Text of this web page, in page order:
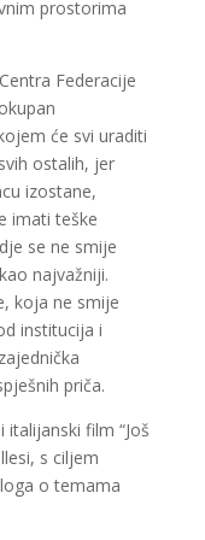
prostorima
Federacije
će svi uraditi
ostalih, jer
izostane,
imati teške
se ne smije
najvažniji.
koja ne smije
institucija i
priča.
film “Još
s ciljem
o temama